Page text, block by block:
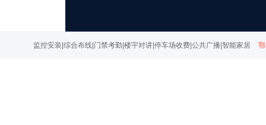
监控安装|综合布线|门禁考勤|楼宇对讲|停车场收费|公共广播|智能家居